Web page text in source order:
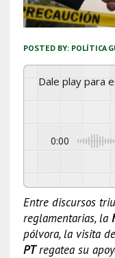
POSTED BY: POLÍTICA
Dale play para
0:00
Entre discursos
reglamentarias, la
pólvora, la visita de
PTregatea su